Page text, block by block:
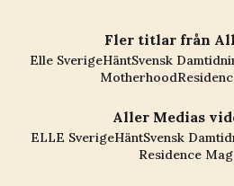
Fler titlar från
Elle SverigeHäntSvensk
Motherhood
Aller Medias
ELLE SverigeHäntSvensk
Residence